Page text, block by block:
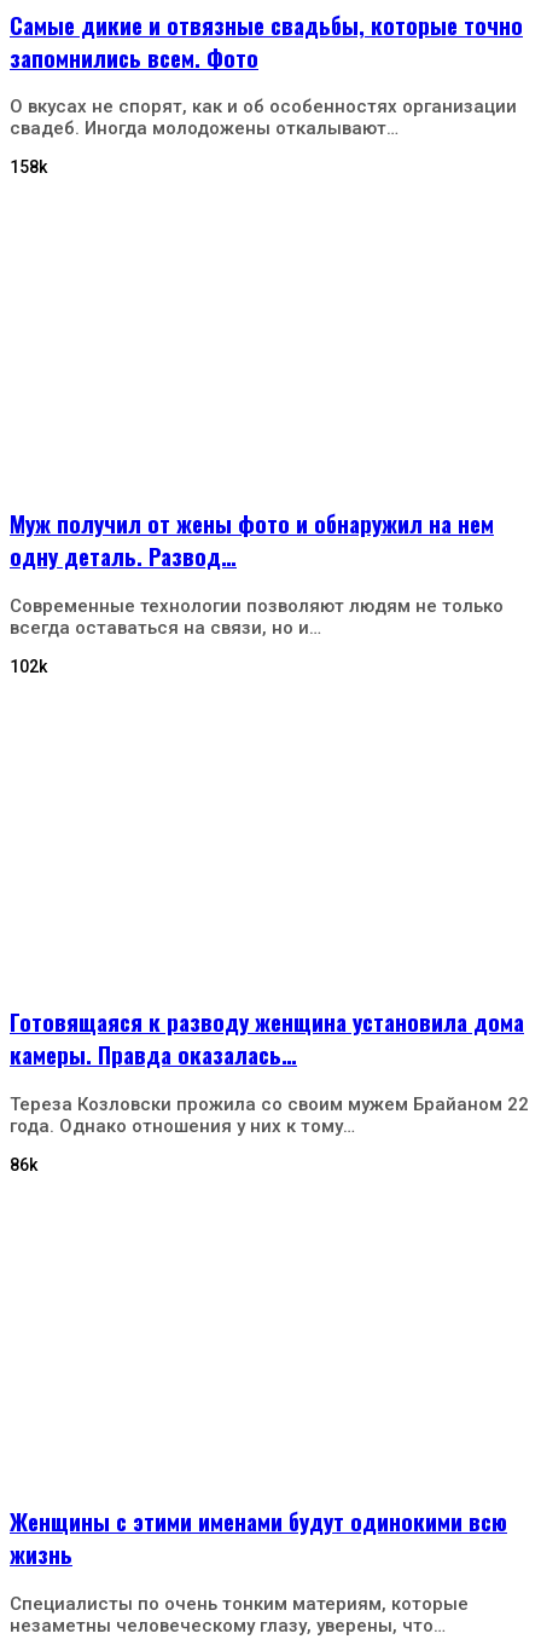
Самые дикие и отвязные свадьбы, которые точно
запомнились всем. Фото
О вкусах не спорят, как и об особенностях организации
свадеб. Иногда молодожены откалывают…
158k
Муж получил от жены фото и обнаружил на нем
одну деталь. Развод…
Современные технологии позволяют людям не только
всегда оставаться на связи, но и…
102k
Готовящаяся к разводу женщина установила дома
камеры. Правда оказалась…
Тереза Козловски прожила со своим мужем Брайаном 22
года. Однако отношения у них к тому…
86k
Женщины с этими именами будут одинокими всю
жизнь
Специалисты по очень тонким материям, которые
незаметны человеческому глазу, уверены, что…